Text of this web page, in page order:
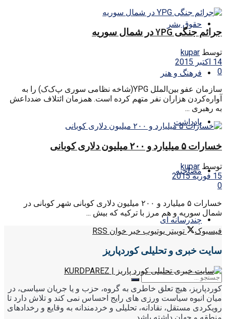
حقوق بشر
فرهنگ و هنر
یادداشت
مصاحبه
چندرسانه ای
جرائم جنگی YPG در شمال سوریه
توسط kupar
14 اکتبر 2015
0
سازمان عفو بین‌الملل YPG(شاخه نظامی سوری پ‌ک‌ک) را به
آواره‌کردن هزاران نفر متهم کرده است. همزمان ائتلاف ضدداعش
به رهبری ...
خسارات ۵ میلیارد و ۲۰۰ میلیون دلاری کوبانی
توسط kupar
15 فوریه 2015
0
خسارات ۵ میلیارد و ۲۰۰ میلیون دلاری کوبانی شهر کوبانی در
شمال سوریه و هم مرز با ترکیه که بیش ...
فیسبوک
توییتر یوتیوب خبر خوان RSS
سایت خبری و تحلیلی کوردپاریز
کوردپاریز، هیچ تعلق خاطری به گروه، حزب و یا جریان سیاسی، در
میان انبوه سیاست ورزی های رایج احساس نمی کند و تلاش دارد تا
رویکردی مستقل، نقادانه، تحلیلی و خردمندانه به وقایع و رخدادهای